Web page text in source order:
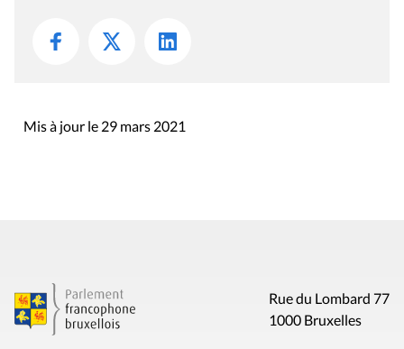
Mis à jour le 29 mars 2021
Rue du Lombard 77
1000 Bruxelles